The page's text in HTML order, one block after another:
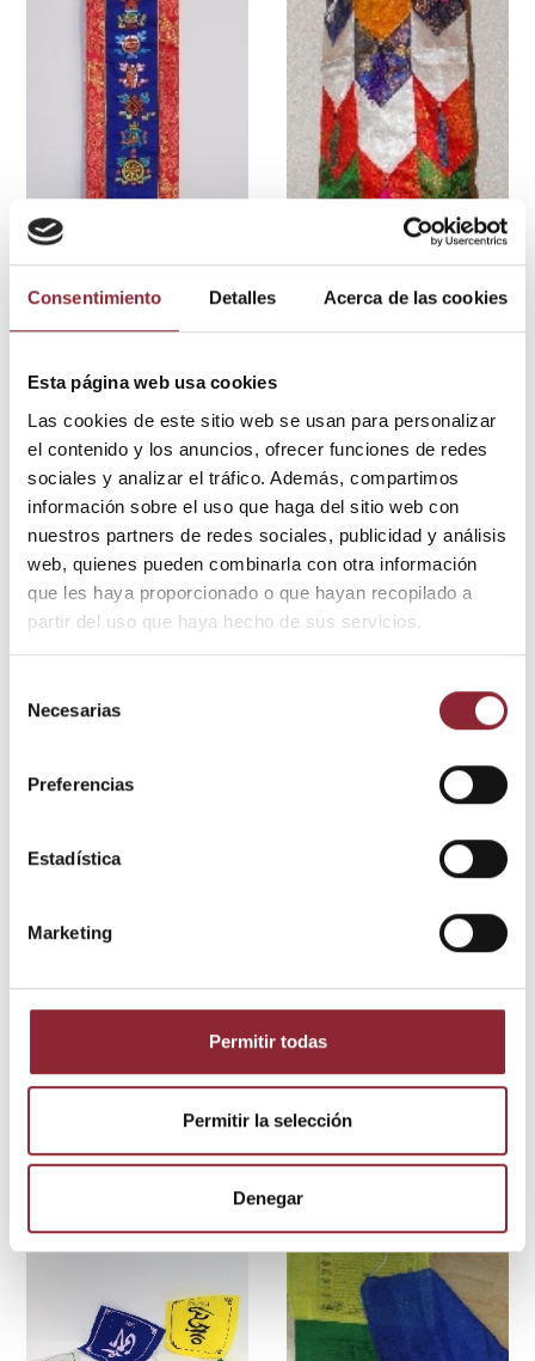
Consentimiento Detalles Acerca de las cookies
Esta página web usa cookies
Las cookies de este sitio web se usan para personalizar
el contenido y los anuncios, ofrecer funciones de redes
sociales y analizar el tráfico. Además, compartimos
información sobre el uso que haga del sitio web con
nuestros partners de redes sociales, publicidad y análisis
web, quienes pueden combinarla con otra información
que les haya proporcionado o que hayan recopilado a
partir del uso que haya hecho de sus servicios.
Necesarias
Preferencias
Estadística
Marketing
Permitir todas
Permitir la selección
Denegar
Banderas de oración
Bordado
auspiciosos"
80 cms.
15,00 €
Chukhor
grande
59,90 €
pequeño
19,90 €
Ah Hum"
18,00 €